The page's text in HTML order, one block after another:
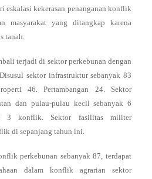
eskalasi kekerasan penanganan konflik
masyarakat yang ditangkap karena
tanah.
terjadi di sektor perkebunan dengan
sektor infrastruktur sebanyak 83
46. Pertambangan 24. Sektor
dan pulau-pulau kecil sebanyak 6
3 konflik. Sektor fasilitas militer
di sepanjang tahun ini.
perkebunan sebanyak 87, terdapat
dalam konflik agrarian sektor